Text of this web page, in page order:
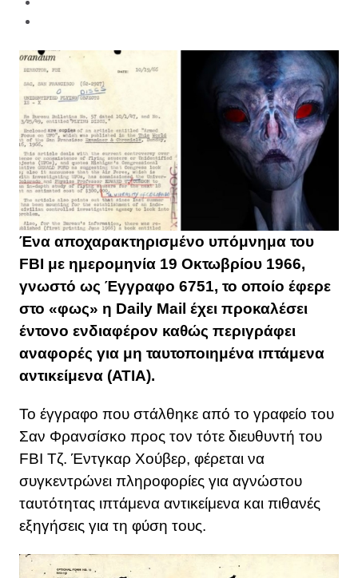
Ένα αποχαρακτηρισμένο υπόμνημα του
FBI με ημερομηνία 19 Οκτωβρίου 1966,
γνωστό ως Έγγραφο 6751, το οποίο έφερε
στο «φως» η Daily Mail έχει προκαλέσει
έντονο ενδιαφέρον καθώς περιγράφει
αναφορές για μη ταυτοποιημένα ιπτάμενα
αντικείμενα (ΑΤΙΑ).
Το έγγραφο που στάλθηκε από το γραφείο του
Σαν Φρανσίσκο προς τον τότε διευθυντή του
FBI Τζ. Έντγκαρ Χούβερ, φέρεται να
συγκεντρώνει πληροφορίες για αγνώστου
ταυτότητας ιπτάμενα αντικείμενα και πιθανές
εξηγήσεις για τη φύση τους.